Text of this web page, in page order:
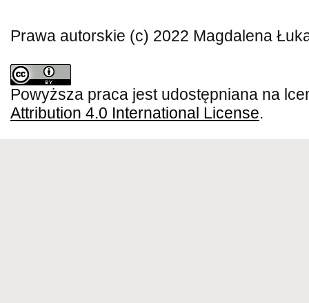
Prawa autorskie (c) 2022 Magdalena
Powyższa praca jest udostępniana na
Attribution 4.0 International License.